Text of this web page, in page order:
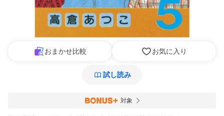
おまかせ比較 お気に入り
試し読み
対象